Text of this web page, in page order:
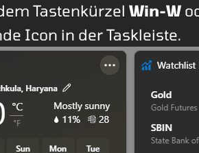
Tastenkürzel Win-W
Icon in der Taskleiste.